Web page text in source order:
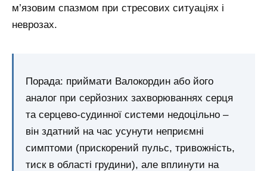
м’язовим спазмом при стресових ситуаціях і
неврозах.
Порада: приймати Валокордин або його
аналог при серйозних захворюваннях серця
та серцево-судинної системи недоцільно –
він здатний на час усунути неприємні
симптоми (прискорений пульс, тривожність,
тиск в області грудини), але вплинути на